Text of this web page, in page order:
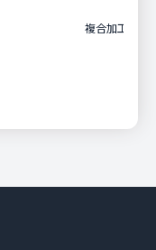
複合加工機